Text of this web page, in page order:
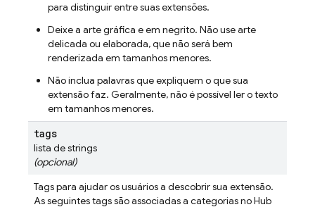
para distinguir entre suas extensões.
Deixe a arte gráfica e em negrito. Não use arte
delicada ou elaborada, que não será bem
renderizada em tamanhos menores.
Não inclua palavras que expliquem o que sua
extensão faz. Geralmente, não é possível ler o texto
em tamanhos menores.
tags
lista de strings
(opcional)
Tags para ajudar os usuários a descobrir sua extensão.
As seguintes tags são associadas a categorias no Hub